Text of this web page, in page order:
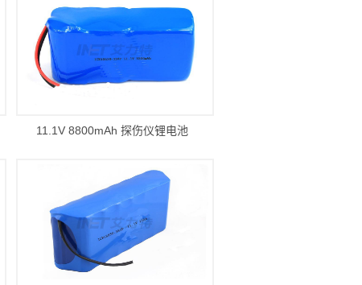
11.1V 8800mAh 探伤仪锂电池